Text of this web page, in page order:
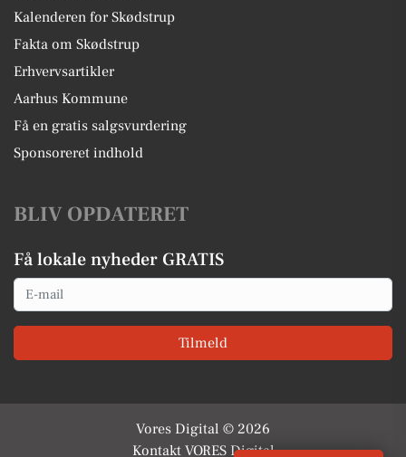
Kalenderen for Skødstrup
Fakta om Skødstrup
Erhvervsartikler
Aarhus Kommune
Få en gratis salgsvurdering
Sponsoreret indhold
BLIV OPDATERET
Få lokale nyheder GRATIS
Email
Tilmeld
Vores Digital © 2026
Kontakt VORES Digital